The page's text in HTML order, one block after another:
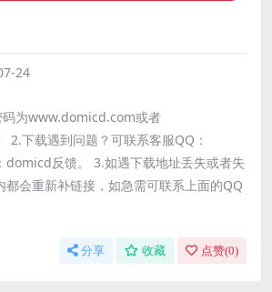
24
码为www.domicd.com或者
2.下载遇到问题？可联系客服QQ：
domicd反馈。 3.如遇下载地址丢失或者失
都会重新补链接，如急需可联系上面的QQ
分享 收藏 点赞(0)